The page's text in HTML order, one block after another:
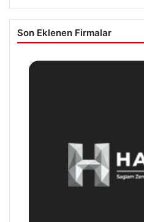
Son Eklenen Firmalar